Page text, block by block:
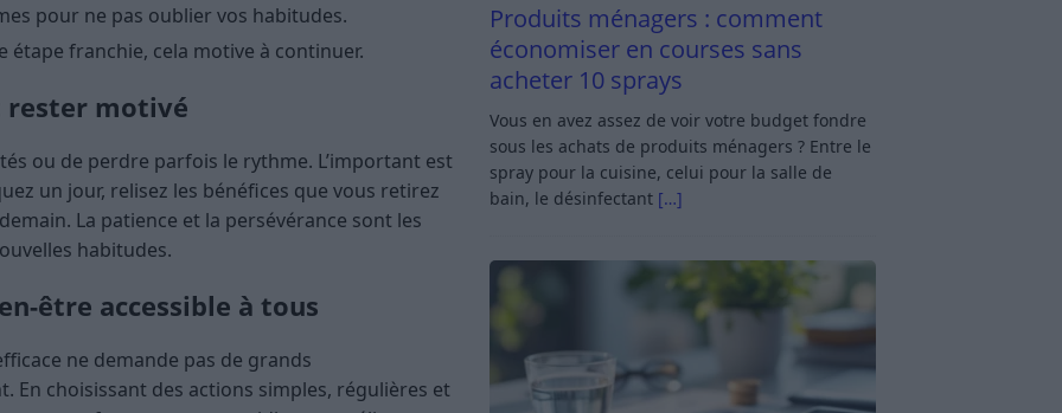
pour ne pas oublier vos habitudes.
étape franchie, cela motive à continuer.
rester motivé
ou de perdre parfois le rythme. L’important est
un jour, relisez les bénéfices que vous retirez
La patience et la persévérance sont les
habitudes.
être accessible à tous
ne demande pas de grands
En choisissant des actions simples, régulières et
Produits ménagers : comment
économiser en courses sans
acheter 10 sprays
Vous en avez assez de voir votre budget fondre
sous les achats de produits ménagers ? Entre le
spray pour la cuisine, celui pour la salle de
bain, le désinfectant […]